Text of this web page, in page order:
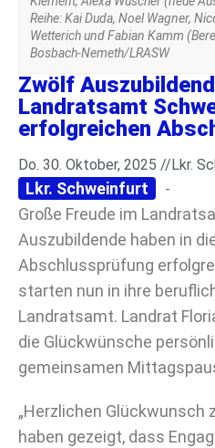
Reihe: Kai Duda, Noel Wagner,
Wetterich und Fabian Kamm
Bosbach-Nemeth/LRASW
Zwölf
Landratsamt
erfolgreichen
Do. 30. Oktober, 2025 // Lkr.
Lkr. Schweinfurt
-
Große Freude im
Auszubildende haben in
Abschlussprüfung
starten nun in ihre
Landratsamt. Landrat
die Glückwünsche
gemeinsamen
„Herzlichen Glückwunsch
haben gezeigt, dass